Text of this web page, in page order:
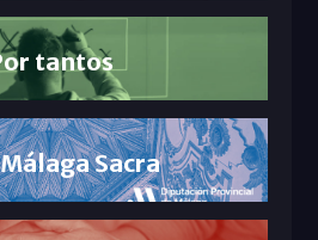
tantos
Sacra